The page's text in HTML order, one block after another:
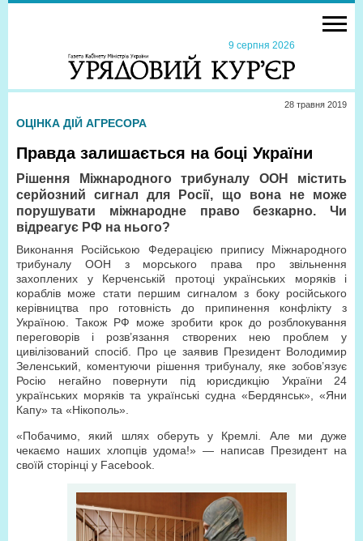
9 серпня 2026
28 травня 2019
ОЦІНКА ДІЙ АГРЕСОРА
Правда залишається на боці України
Рішення Міжнародного трибуналу ООН містить
серйозний сигнал для Росії, що вона не може
порушувати міжнародне право безкарно. Чи
відреагує РФ на нього?
Виконання Російською Федерацією припису Міжнародного
трибуналу ООН з морського права про звільнення
захоплених у Керченській протоці українських моряків і
кораблів може стати першим сигналом з боку російського
керівництва про готовність до припинення конфлікту з
Україною. Також РФ може зробити крок до розблокування
переговорів і розв’язання створених нею проблем у
цивілізований спосіб. Про це заявив Президент Володимир
Зеленський, коментуючи рішення трибуналу, яке зобов’язує
Росію негайно повернути під юрисдикцію України 24
українських моряків та українські судна «Бердянськ», «Яни
Капу» та «Нікополь».
«Побачимо, який шлях оберуть у Кремлі. Але ми дуже
чекаємо наших хлопців удома!» — написав Президент на
своїй сторінці у Facebook.